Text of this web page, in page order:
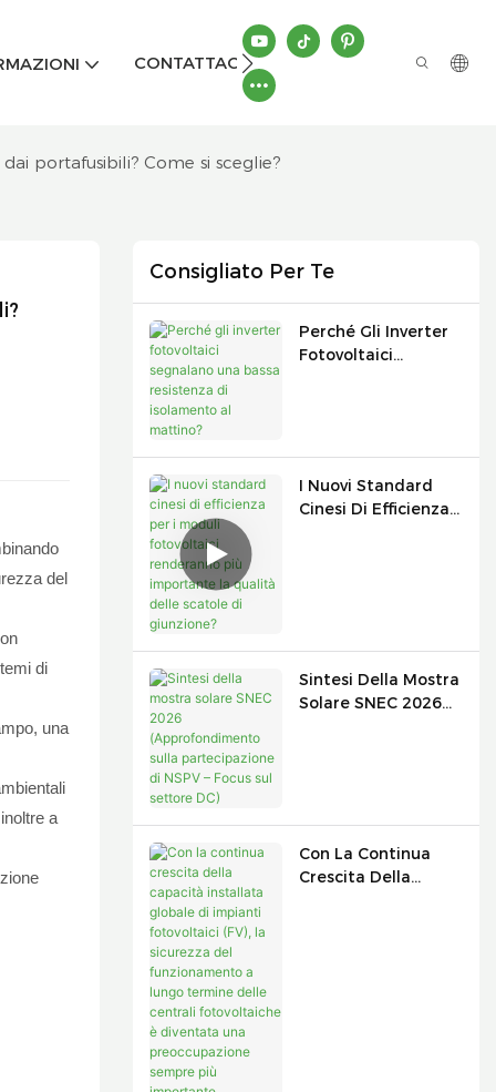
CONTATTACI
portafusibili? Come si sceglie?
del
di
una
a
Consigliato Per Te
Perché Gli Inverter
Fotovoltaici
I Nuovi Standard
Cinesi Di Efficienza
Scatole Di
Giunzione?
Sintesi Della Mostra
Solare SNEC 2026
Con La Continua
Crescita Della